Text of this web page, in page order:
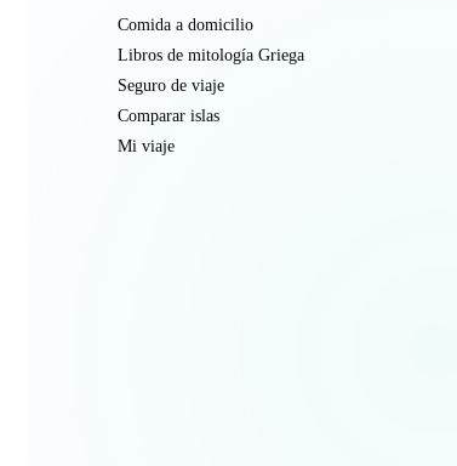
Comida a domicilio
Libros de mitología Griega
Seguro de viaje
Comparar islas
Mi viaje